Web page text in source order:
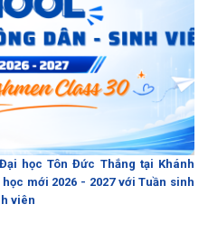
học Tôn Đức Thắng tại Khánh
mới 2026 - 2027 với Tuần sinh
viên